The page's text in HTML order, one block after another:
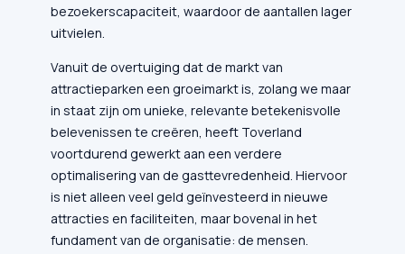
bezoekerscapaciteit, waardoor de aantallen lager
uitvielen.
Vanuit de overtuiging dat de markt van
attractieparken een groeimarkt is, zolang we maar
in staat zijn om unieke, relevante betekenisvolle
belevenissen te creëren, heeft Toverland
voortdurend gewerkt aan een verdere
optimalisering van de gasttevredenheid. Hiervoor
is niet alleen veel geld geïnvesteerd in nieuwe
attracties en faciliteiten, maar bovenal in het
fundament van de organisatie: de mensen.